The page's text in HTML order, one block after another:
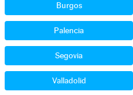
Burgos
Palencia
Segovia
Valladolid